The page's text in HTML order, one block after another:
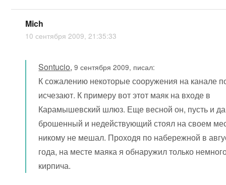
Mich
10 сентября 2009, 21:35:33
Sontucio,9 сентября 2009, писал:
К сожалению некоторые сооружения на канале
исчезают. К примеру вот этот маяк на входе в
Карамышевский шлюз. Еще весной он, пусть и
брошенный и недействующий стоял на своем
никому не мешал. Проходя по набережной в
года, на месте маяка я обнаружил только
кирпича.